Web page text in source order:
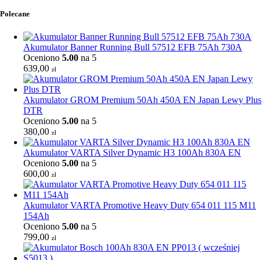
Polecane
Akumulator Banner Running Bull 57512 EFB 75Ah 730A
Oceniono 5.00 na 5
639,00 zł
Akumulator GROM Premium 50Ah 450A EN Japan Lewy Plus
DTR
Oceniono 5.00 na 5
380,00 zł
Akumulator VARTA Silver Dynamic H3 100Ah 830A EN
Oceniono 5.00 na 5
600,00 zł
Akumulator VARTA Promotive Heavy Duty 654 011 115 M11
154Ah
Oceniono 5.00 na 5
799,00 zł